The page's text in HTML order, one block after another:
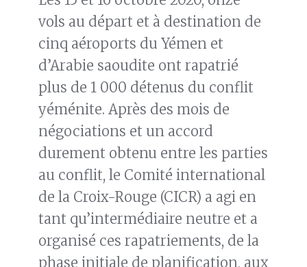
vols au départ et à destination de
cinq aéroports du Yémen et
d’Arabie saoudite ont rapatrié
plus de 1 000 détenus du conflit
yéménite. Après des mois de
négociations et un accord
durement obtenu entre les parties
au conflit, le Comité international
de la Croix-Rouge (CICR) a agi en
tant qu’intermédiaire neutre et a
organisé ces rapatriements, de la
phase initiale de planification, aux